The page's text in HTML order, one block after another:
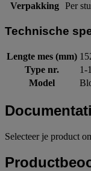
Verpakking Per
Technische
Lengte mes (mm)
Type nr.
1-
Model
Selecteer je product